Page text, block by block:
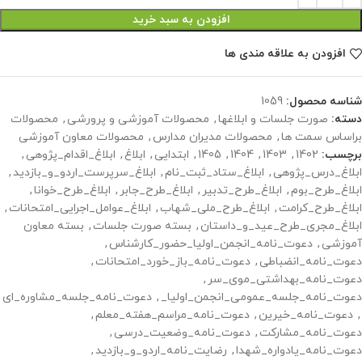
افزودن به سبد خرید
افزودن به علاقه مندی ها
شناسه محصول: 1059
دسته: صورت جلسات و ابلاغها, محصولات آموزشی و پرورشی , محصولات
براساس سمت ها, محصولات مدیران مدارس , محصولات معاون آموزشی
برچسب: 1402
,
1403
,
1404
,
1405
, ابتدایی , ابلاغ , ابلاغ_اقدام_پژوهی ,
ابلاغ_درس_پژوهی , ابلاغ_ستاد_ثبت_نام, ابلاغ_سرپرست_اردو_و_بازدید,
ابلاغ_طرح_بوم, ابلاغ_طرح_تدبیر , ابلاغ_طرح_جابر , ابلاغ_طرح_خوانا,
ابلاغ_طرح_کرامت , ابلاغ_طرح_ملی_شهاب , ابلاغ_عوامل_اجرایی_امتحانات ,
ابلاغ_مجری_طرح_عید_و_داستان , بسته صورت جلسات , بسته معاون
آموزشی , دعوت_نامه_انجمن_اولیا_حضور_کارشناس ,
دعوت_نامه_انضباطی , دعوت_نامه_باز_خورد_امتحانات ,
دعوت_نامه_بهداشتی_موی_سر ,
دعوت_نامه_جلسه_عمومی_انجمن_اولیا_ , دعوت_نامه_جلسه_مشاوره_ای
, دعوت_نامه_خیرین , دعوت_نامه_مراسم_هفته_معلم,
دعوت_نامه_مشارکت , دعوت_نامه_وضعیت_درسی ,
دعوت_نامه_یادواره_شهدا, رضایت_نامه_اردو_و_بازدید,